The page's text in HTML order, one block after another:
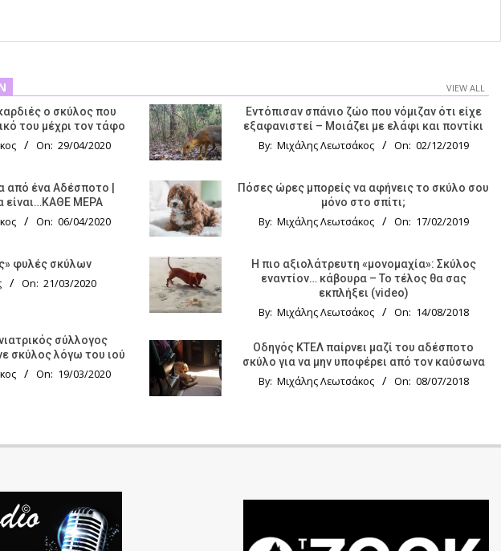
VIEW ALL
ο σκύλος που
του μέχρι τον τάφο
On: 29/04/2020
από ένα Αδέσποτο |
είναι…ΚΑΘΕ ΜΕΡΑ
On: 06/04/2020
φυλές σκύλων
On: 21/03/2020
σύλλογος
σκύλος λόγω του ιού
On: 19/03/2020
Εντόπισαν σπάνιο ζώο που νόμιζαν ότι είχε
εξαφανιστεί – Μοιάζει με ελάφι και ποντίκι
By: Μιχάλης Λεωτσάκος On: 02/12/2019
Πόσες ώρες μπορείς να αφήνεις το σκύλο σου
μόνο στο σπίτι;
By: Μιχάλης Λεωτσάκος On: 17/02/2019
Η πιο αξιολάτρευτη «μονομαχία»: Σκύλος
εναντίον… κάβουρα – Το τέλος θα σας
εκπλήξει (video)
By: Μιχάλης Λεωτσάκος On: 14/08/2018
Οδηγός KTΕΛ παίρνει μαζί του αδέσποτο
σκύλο για να μην υποφέρει από τον καύσωνα
By: Μιχάλης Λεωτσάκος On: 08/07/2018